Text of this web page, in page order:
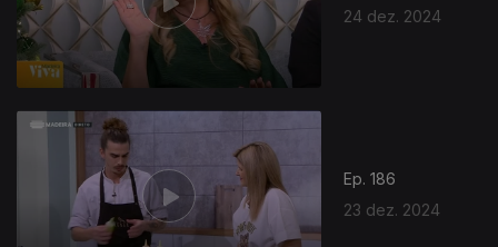
24 dez. 2024
Ep. 186
23 dez. 2024